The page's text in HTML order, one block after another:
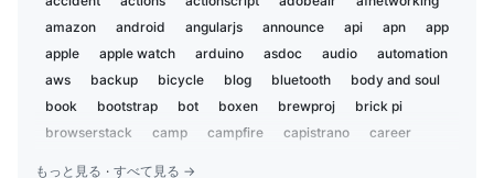
2019-01 1
2018-12 2
2018-07 3
2018-02 1
2018-01 1
2017-09
amazon
android angularjs announce api apn
app
apple
apple watch arduino asdoc audio
automation
aws
backup bicycle blog bluetooth
body and soul
book
bootstrap bot boxen brewproj
brick pi
browserstack
camp campfire capistrano
career
もっと見る · すべて見る →